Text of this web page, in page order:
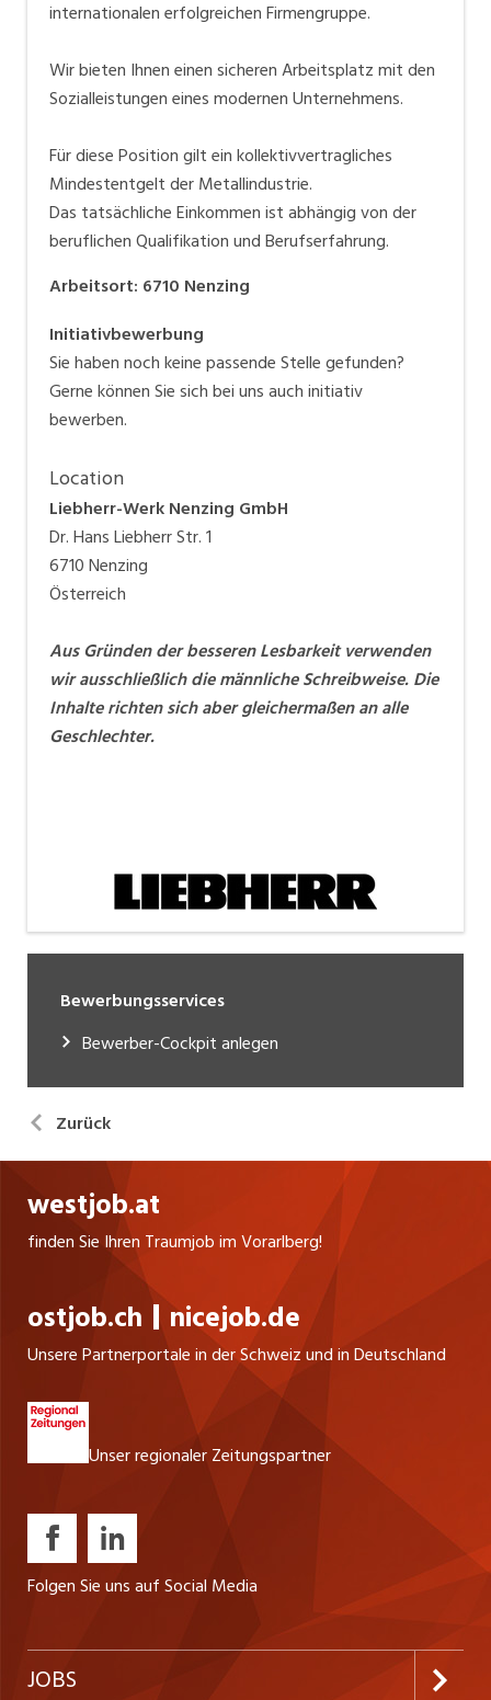
internationalen erfolgreichen Firmengruppe.
Wir bieten Ihnen einen sicheren Arbeitsplatz mit den
Sozialleistungen eines modernen Unternehmens.
Für diese Position gilt ein kollektivvertragliches
Mindestentgelt der Metallindustrie.
Das tatsächliche Einkommen ist abhängig von der
beruflichen Qualifikation und Berufserfahrung.
Arbeitsort: 6710 Nenzing
Initiativbewerbung
Sie haben noch keine passende Stelle gefunden?
Gerne können Sie sich bei uns auch initiativ
bewerben.
Location
Liebherr-Werk Nenzing GmbH
Dr. Hans Liebherr Str. 1
6710 Nenzing
Österreich
Aus Gründen der besseren Lesbarkeit verwenden
wir ausschließlich die männliche Schreibweise. Die
Inhalte richten sich aber gleichermaßen an alle
Geschlechter.
Bewerbungsservices
Bewerber-Cockpit anlegen
Zurück
westjob.at
finden Sie Ihren Traumjob im Vorarlberg!
ostjob.ch nicejob.de
Unsere Partnerportale in der Schweiz und in Deutschland
Unser regionaler Zeitungspartner
Folgen Sie uns auf Social Media
JOBS